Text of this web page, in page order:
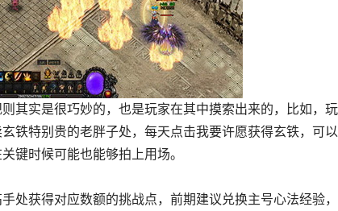
其实是很巧妙的，也是玩家在其中摸索出来的，比如，
铁特别贵的老胖子处，每天点击我要许愿获得玄铁，可
键时候可能也能够拍上用场。
处获得对应数额的挑战点，前期建议兑换主号心法经验